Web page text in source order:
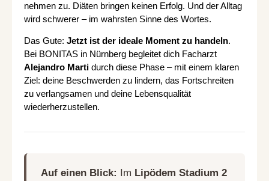
nehmen zu. Diäten bringen keinen Erfolg. Und der Alltag
wird schwerer – im wahrsten Sinne des Wortes.
Das Gute: Jetzt ist der ideale Moment zu handeln.
Bei BONITAS in Nürnberg begleitet dich Facharzt
Alejandro Marti durch diese Phase – mit einem klaren
Ziel: deine Beschwerden zu lindern, das Fortschreiten
zu verlangsamen und deine Lebensqualität
wiederherzustellen.
Auf einen Blick: Im Lipödem Stadium 2